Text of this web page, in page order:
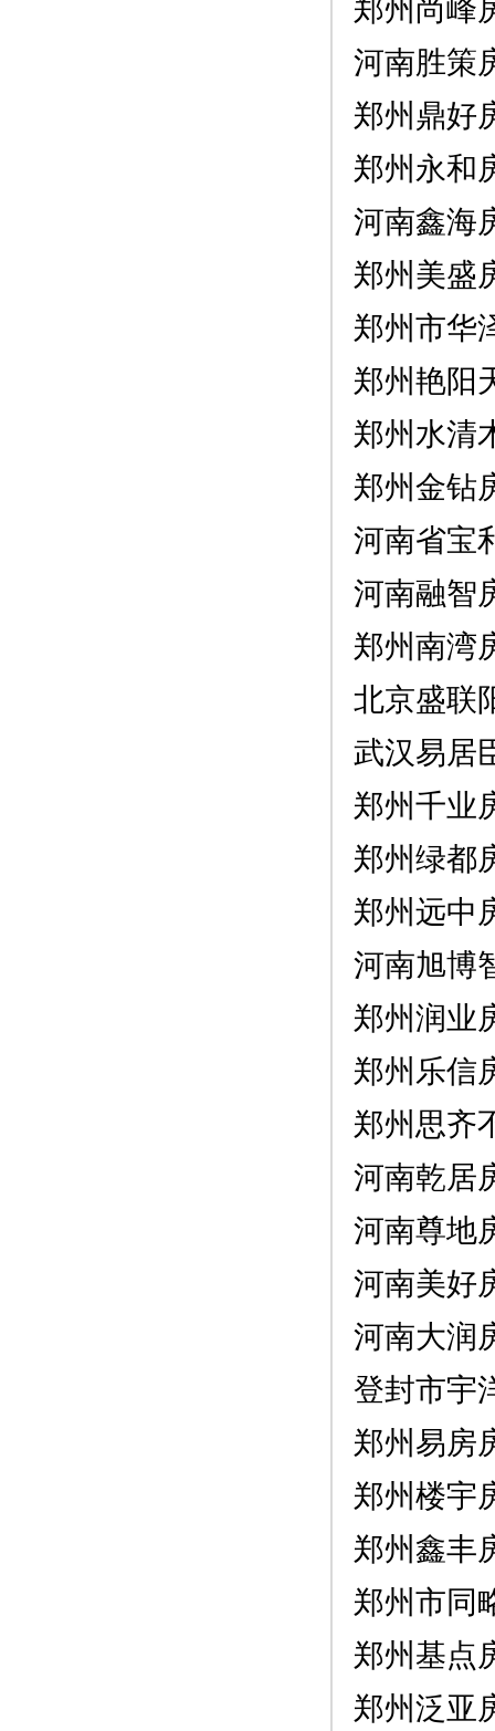
郑州尚峰
河南胜策
郑州鼎好
郑州永和
河南鑫海
郑州美盛
郑州市华
郑州艳阳
郑州水清
郑州金钻
河南省宝
河南融智
郑州南湾
北京盛联
武汉易居
郑州千业
郑州绿都
郑州远中
河南旭博
郑州润业
郑州乐信
郑州思齐
河南乾居
河南尊地
河南美好
河南大润
登封市宇
郑州易房
郑州楼宇
郑州鑫丰
郑州市同
郑州基点
郑州泛亚